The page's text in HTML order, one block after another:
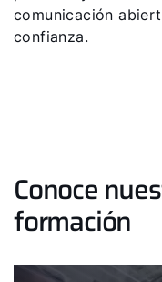
comunicación
confianza.
Conoce
formación
Downloads